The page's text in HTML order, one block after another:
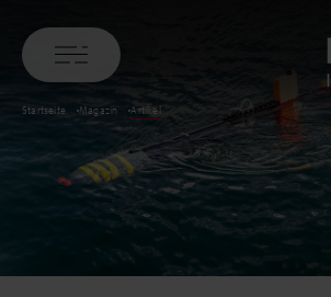
Startseite Magazin Artikel